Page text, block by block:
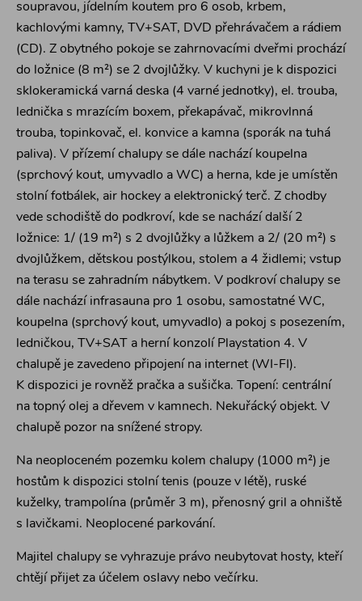
soupravou, jídelním koutem pro 6 osob, krbem,
kachlovými kamny, TV+SAT, DVD přehrávačem a rádiem
(CD). Z obytného pokoje se zahrnovacími dveřmi prochází
do ložnice (8 m²) se 2 dvojlůžky. V kuchyni je k dispozici
sklokeramická varná deska (4 varné jednotky), el. trouba,
lednička s mrazícím boxem, překapávač, mikrovlnná
trouba, topinkovač, el. konvice a kamna (sporák na tuhá
paliva). V přízemí chalupy se dále nachází koupelna
(sprchový kout, umyvadlo a WC) a herna, kde je umístěn
stolní fotbálek, air hockey a elektronický terč. Z chodby
vede schodiště do podkroví, kde se nachází další 2
ložnice: 1/ (19 m²) s 2 dvojlůžky a lůžkem a 2/ (20 m²) s
dvojlůžkem, dětskou postýlkou, stolem a 4 židlemi; vstup
na terasu se zahradním nábytkem. V podkroví chalupy se
dále nachází infrasauna pro 1 osobu, samostatné WC,
koupelna (sprchový kout, umyvadlo) a pokoj s posezením,
ledničkou, TV+SAT a herní konzolí Playstation 4. V
chalupě je zavedeno připojení na internet (WI-FI).
K dispozici je rovněž pračka a sušička. Topení: centrální
na topný olej a dřevem v kamnech. Nekuřácký objekt. V
chalupě pozor na snížené stropy.
Na neoploceném pozemku kolem chalupy (1000 m²) je
hostům k dispozici stolní tenis (pouze v létě), ruské
kuželky, trampolína (průměr 3 m), přenosný gril a ohniště
s lavičkami. Neoplocené parkování.
Majitel chalupy se vyhrazuje právo neubytovat hosty, kteří
chtějí přijet za účelem oslavy nebo večírku.